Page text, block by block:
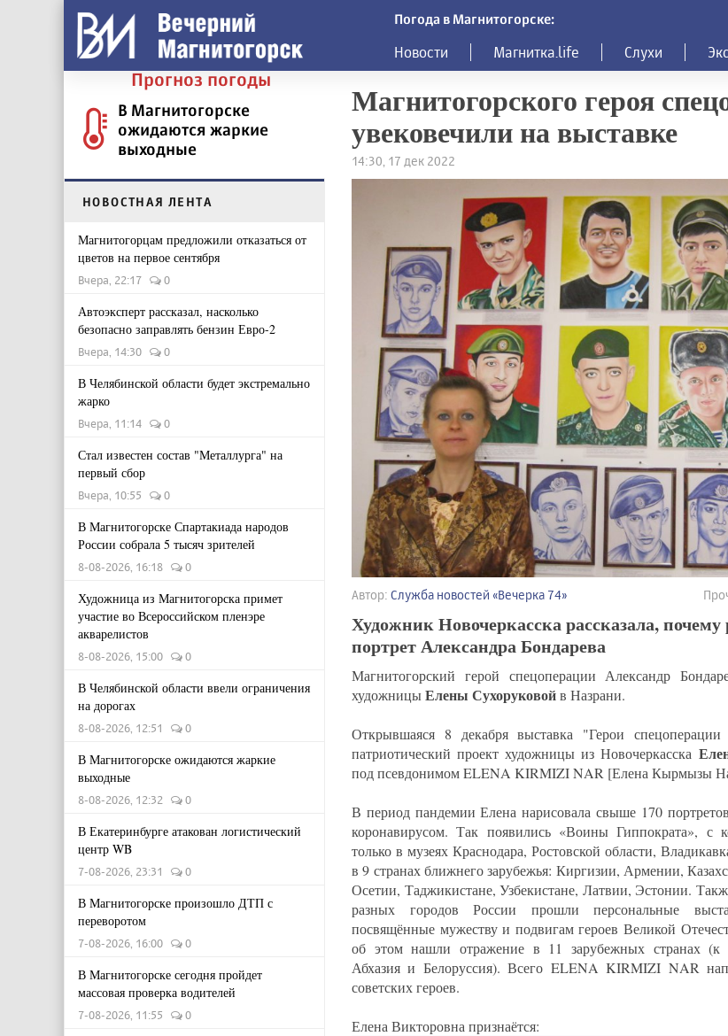
Погода в Магнитогорске:
Новости Магнитка.life Слухи
Прогноз погоды
В Магнитогорске
ожидаются жаркие
выходные
НОВОСТНАЯ ЛЕНТА
Магнитогорцам предложили отказаться от
цветов на первое сентября
Вчера, 22:17 0
Автоэксперт рассказал, насколько
безопасно заправлять бензин Евро-2
Вчера, 14:30 0
В Челябинской области будет экстремально
жарко
Вчера, 11:14 0
Стал известен состав "Металлурга" на
первый сбор
Вчера, 10:55 0
В Магнитогорске Спартакиада народов
России собрала 5 тысяч зрителей
8-08-2026, 16:18 0
Художница из Магнитогорска примет
участие во Всероссийском пленэре
акварелистов
8-08-2026, 15:00 0
В Челябинской области ввели ограничения
на дорогах
8-08-2026, 12:51 0
В Магнитогорске ожидаются жаркие
выходные
8-08-2026, 12:32 0
В Екатеринбурге атакован логистический
центр WB
7-08-2026, 23:31 0
В Магнитогорске произошло ДТП с
переворотом
7-08-2026, 16:00 0
В Магнитогорске сегодня пройдет
массовая проверка водителей
7-08-2026, 11:55 0
Магнитогорского героя
увековечили на выставке
14:30, 17 дек 2022
Автор: Служба новостей «Вечерка 74»
Художник Новочеркасска рассказала,
портрет Александра Бондарева
Магнитогорский герой спецоперации Александр
художницыЕлены Сухоруковойв Назрани.
Открывшаяся 8 декабря выставка "Герои
патриотический проект художницы из Новочеркасска
под псевдонимом ELENA KIRMIZI NAR [Елена Кырмызы
В период пандемии Елена нарисовала свыше 170
коронавирусом. Так появились «Воины Гиппократа», с
только в музеях Краснодара, Ростовской области,
в 9 странах ближнего зарубежья: Киргизии, Армении,
Осетии, Таджикистане, Узбекистане, Латвии, Эстонии.
разных городов России прошли персональные
посвящённые мужеству и подвигам героев Великой
об этом нашли отражение в 11 зарубежных странах (к
Абхазия и Белоруссия). Всего ELENA KIRMIZI NAR
советских героев.
Елена Викторовна признаётся: